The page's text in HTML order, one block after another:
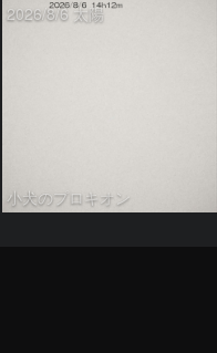
2026/8/6 太陽
小犬のプロキオン